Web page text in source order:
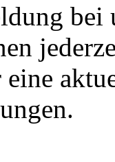
bei